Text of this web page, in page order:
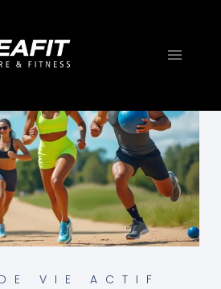
VIE ACTIF